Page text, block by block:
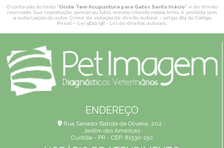
O conteúdo do texto "Onde Tem Acupuntura para Gatos Santo Inácio" é de direito
reservado. Sua reprodução, parcial ou total, mesmo citando nossos links, é proibida sem
a autorização do autor. Crime de violação de direito autoral – artigo 184 do Código
Penal – Lei 9610/98 - Lei de direitos autorais
ENDEREÇO
Rua Senador Batista de Oliveira, 202 -
Jardim das Américas
Curitiba - PR - CEP: 81530-150